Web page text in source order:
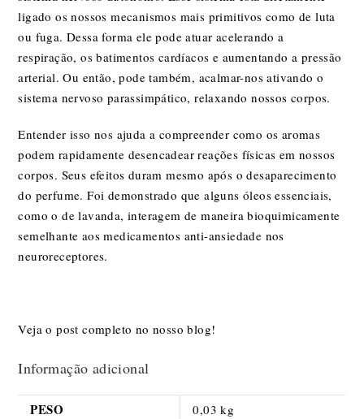
ligado os nossos mecanismos mais primitivos como de luta
ou fuga. Dessa forma ele pode atuar acelerando a
respiração, os batimentos cardíacos e aumentando a pressão
arterial. Ou então, pode também, acalmar-nos ativando o
sistema nervoso parassimpático, relaxando nossos corpos.
Entender isso nos ajuda a compreender como os aromas
podem rapidamente desencadear reações físicas em nossos
corpos. Seus efeitos duram mesmo após o desaparecimento
do perfume. Foi demonstrado que alguns óleos essenciais,
como o de lavanda, interagem de maneira bioquimicamente
semelhante aos medicamentos anti-ansiedade nos
neuroreceptores.
Veja o post completo no nosso blog!
Informação adicional
PESO 0,03 kg